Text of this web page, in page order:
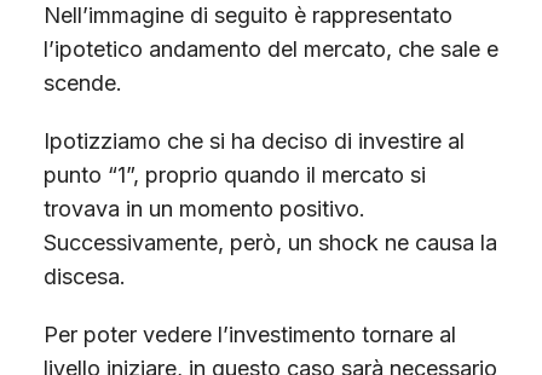
Nell’immagine di seguito è rappresentato
l’ipotetico andamento del mercato, che sale e
scende.
Ipotizziamo che si ha deciso di investire al
punto “1”, proprio quando il mercato si
trovava in un momento positivo.
Successivamente, però, un shock ne causa la
discesa.
Per poter vedere l’investimento tornare al
livello iniziare, in questo caso sarà necessario